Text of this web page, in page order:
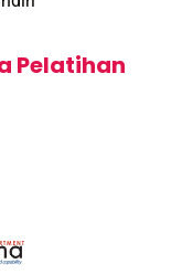
Pelatihan